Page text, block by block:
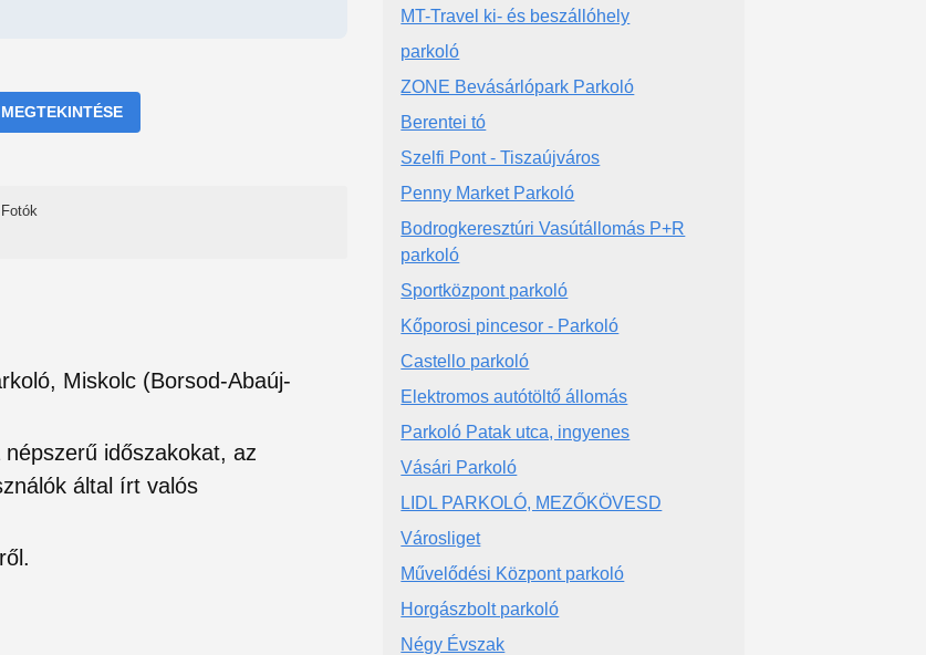
Fotók
Miskolc (Borsod-Abaúj-
időszakokat, az
által írt valós
MT-Travel ki- és beszállóhely
parkoló
ZONE Bevásárlópark Parkoló
Berentei tó
Szelfi Pont - Tiszaújváros
Penny Market Parkoló
Bodrogkeresztúri Vasútállomás P+R
parkoló
Sportközpont parkoló
Kőporosi pincesor - Parkoló
Castello parkoló
Elektromos autótöltő állomás
Parkoló Patak utca, ingyenes
Vásári Parkoló
LIDL PARKOLÓ, MEZŐKÖVESD
Városliget
Művelődési Központ parkoló
Horgászbolt parkoló
Négy Évszak